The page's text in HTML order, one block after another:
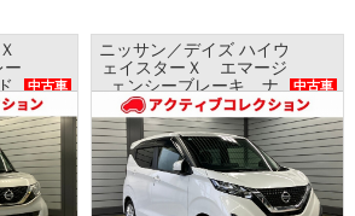
ニッサン／デイズ ハイウ
ェイスターＸ エマージ
ェンシーブレーキ ナ
ビ アラウンドビューモ
ニター インテリキー
中古車
ホンダ／
ホンダセ
ビ バ
ETC プッ